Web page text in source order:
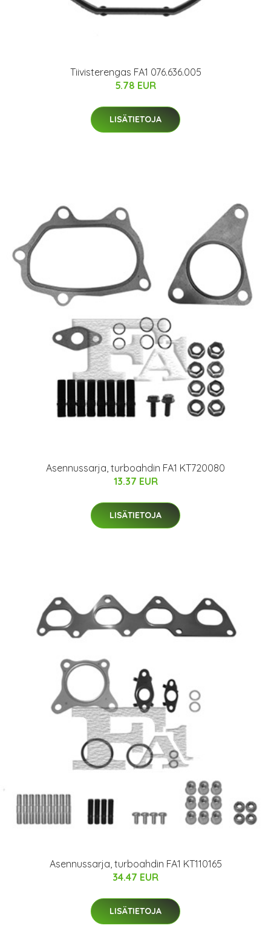
Tiivisterengas FA1 076.636.005
5.78 EUR
LISÄTIETOJA
Asennussarja, turboahdin FA1 KT720080
13.37 EUR
LISÄTIETOJA
Asennussarja, turboahdin FA1 KT110165
34.47 EUR
LISÄTIETOJA